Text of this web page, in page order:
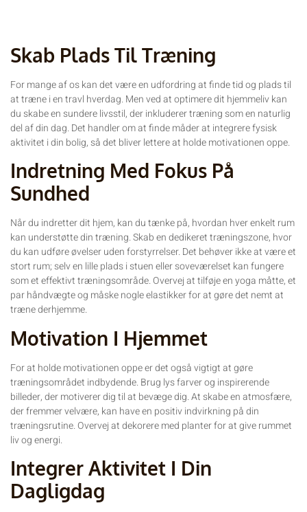
Skab Plads Til Træning
For mange af os kan det være en udfordring at finde tid og plads til
at træne i en travl hverdag. Men ved at optimere dit hjemmeliv kan
du skabe en sundere livsstil, der inkluderer træning som en naturlig
del af din dag. Det handler om at finde måder at integrere fysisk
aktivitet i din bolig, så det bliver lettere at holde motivationen oppe.
Indretning Med Fokus På
Sundhed
Når du indretter dit hjem, kan du tænke på, hvordan hver enkelt rum
kan understøtte din træning. Skab en dedikeret træningszone, hvor
du kan udføre øvelser uden forstyrrelser. Det behøver ikke at være et
stort rum; selv en lille plads i stuen eller soveværelset kan fungere
som et effektivt træningsområde. Overvej at tilføje en yoga måtte, et
par håndvægte og måske nogle elastikker for at gøre det nemt at
træne derhjemme.
Motivation I Hjemmet
For at holde motivationen oppe er det også vigtigt at gøre
træningsområdet indbydende. Brug lys farver og inspirerende
billeder, der motiverer dig til at bevæge dig. At skabe en atmosfære,
der fremmer velvære, kan have en positiv indvirkning på din
træningsrutine. Overvej at dekorere med planter for at give rummet
liv og energi.
Integrer Aktivitet I Din
Dagligdag